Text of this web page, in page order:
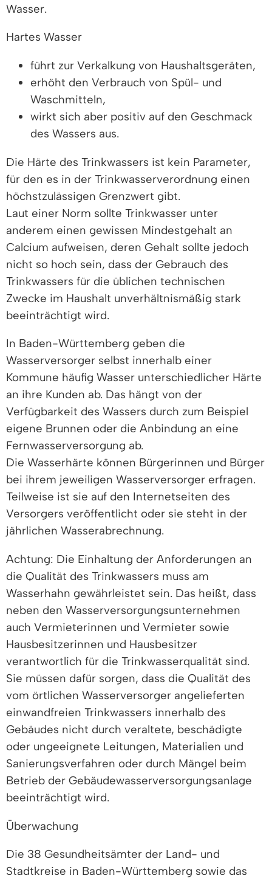
Wasser.
Hartes Wasser
führt zur Verkalkung von Haushaltsgeräten,
erhöht den Verbrauch von Spül- und
Waschmitteln,
wirkt sich aber positiv auf den Geschmack
des Wassers aus.
Die Härte des Trinkwassers ist kein Parameter,
für den es in der Trinkwasserverordnung einen
höchstzulässigen Grenzwert gibt.
Laut einer Norm sollte Trinkwasser unter
anderem einen gewissen Mindestgehalt an
Calcium aufweisen, deren Gehalt sollte jedoch
nicht so hoch sein, dass der Gebrauch des
Trinkwassers für die üblichen technischen
Zwecke im Haushalt unverhältnismäßig stark
beeinträchtigt wird.
In Baden-Württemberg geben die
Wasserversorger selbst innerhalb einer
Kommune häufig Wasser unterschiedlicher Härte
an ihre Kunden ab. Das hängt von der
Verfügbarkeit des Wassers durch zum Beispiel
eigene Brunnen oder die Anbindung an eine
Fernwasserversorgung ab.
Die Wasserhärte können Bürgerinnen und Bürger
bei ihrem jeweiligen Wasserversorger erfragen.
Teilweise ist sie auf den Internetseiten des
Versorgers veröffentlicht oder sie steht in der
jährlichen Wasserabrechnung.
Achtung: Die Einhaltung der Anforderungen an
die Qualität des Trinkwassers muss am
Wasserhahn gewährleistet sein. Das heißt, dass
neben den Wasserversorgungsunternehmen
auch Vermieterinnen und Vermieter sowie
Hausbesitzerinnen und Hausbesitzer
verantwortlich für die Trinkwasserqualität sind.
Sie müssen dafür sorgen, dass die Qualität des
vom örtlichen Wasserversorger angelieferten
einwandfreien Trinkwassers innerhalb des
Gebäudes nicht durch veraltete, beschädigte
oder ungeeignete Leitungen, Materialien und
Sanierungsverfahren oder durch Mängel beim
Betrieb der Gebäudewasserversorgungsanlage
beeinträchtigt wird.
Überwachung
Die 38 Gesundheitsämter der Land- und
Stadtkreise in Baden-Württemberg sowie das